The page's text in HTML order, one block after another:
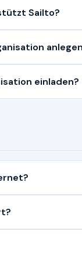
Sailto?
einladen?